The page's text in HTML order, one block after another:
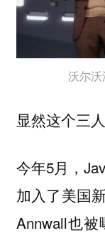
沃尔
显然这个三
今年5月，
加入了美国
Annwall也